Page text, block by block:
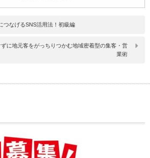
つなげるSNS活用法！初級編
ずに地元客をがっちりつかむ地域密着型の集客・営
業術